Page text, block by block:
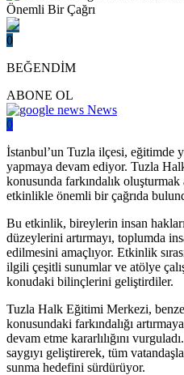
0
BEĞENDİM
ABONE OL
News
0
İstanbul’un Tuzla ilçesi, eğitimde
yapmaya devam ediyor. Tuzla
konusunda farkındalık
etkinlikle önemli bir çağrıda
Bu etkinlik, bireylerin insan
düzeylerini artırmayı, toplumda
edilmesini amaçlıyor. Etkinlik
ilgili çeşitli sunumlar ve atölye
konudaki bilinçlerini geliştirdiler.
Tuzla Halk Eğitimi Merkezi,
konusundaki farkındalığı
devam etme kararlılığını
saygıyı geliştirerek, tüm
sunma hedefini sürdürüyor.